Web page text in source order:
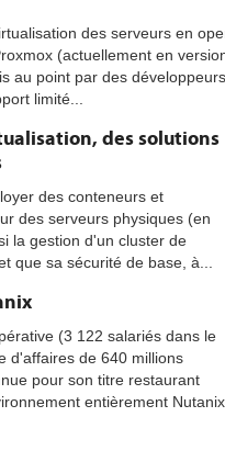
des serveurs en
(actuellement en
au point par des développeurs
limité...
des solutions
des conteneurs et
des serveurs physiques (en
la gestion d'un cluster de
que sa sécurité de base, à...
(3 122 salariés dans le
d'affaires de 640 millions
pour son titre restaurant
entièrement Nutanix